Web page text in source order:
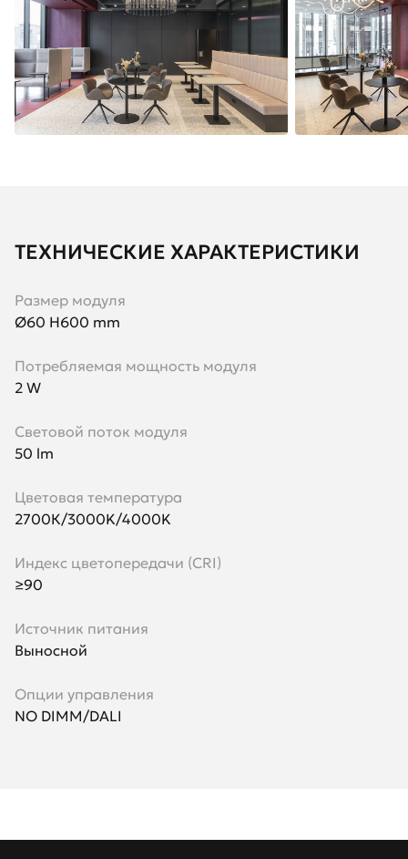
ТЕХНИЧЕСКИЕ ХАРАКТЕРИСТИКИ
Размер модуля
Ø60 H600 mm
Потребляемая мощность модуля
2 W
Световой поток модуля
50 lm
Цветовая температура
2700К/3000K/4000K
Индекс цветопередачи (CRI)
≥90
Источник питания
Выносной
Опции управления
NO DIMM/DALI